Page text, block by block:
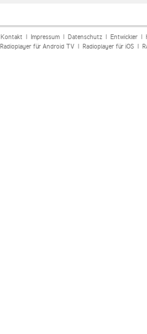
Kontakt| Impressum| Datenschutz| Entwickler|
Radioplayer für Android TV| Radioplayer für iOS|